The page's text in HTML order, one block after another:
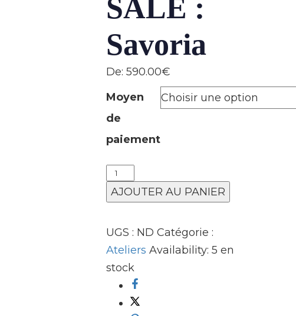
SALÉ :
Savoria
De:590.00€
Moyen
de
paiement
ATELIER
SALÉ
quantity
AJOUTER AU PANIER
UGS : ND Catégorie :
Ateliers Availability:5 en
stock